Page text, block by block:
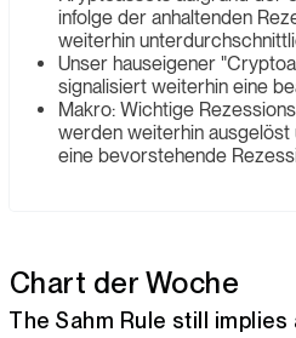
infolge der anhaltenden
weiterhin
Unser hauseigener
signalisiert weiterhin eine
Makro: Wichtige
werden weiterhin
eine bevorstehende
Chart der Woche
The Sahm Rule still implies